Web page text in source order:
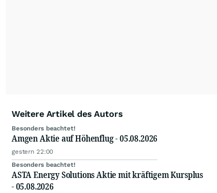
Weitere Artikel des Autors
Besonders beachtet!
Amgen Aktie auf Höhenflug - 05.08.2026
gestern 22:00
Besonders beachtet!
ASTA Energy Solutions Aktie mit kräftigem Kursplus
- 05.08.2026